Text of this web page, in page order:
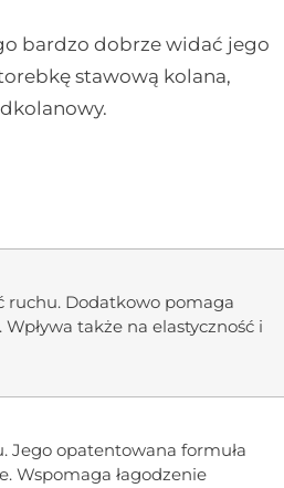
bardzo dobrze widać jego
stawową kolana,
ruchu. Dodatkowo pomaga
także na elastyczność i
Jego opatentowana formuła
Wspomaga łagodzenie